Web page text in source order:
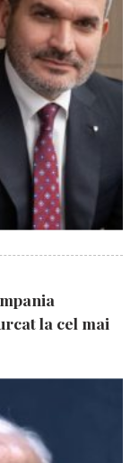
la cel mai